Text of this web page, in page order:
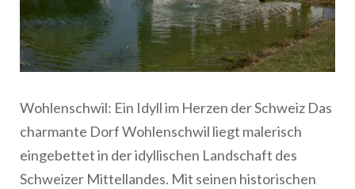
Wohlenschwil: Ein Idyll im Herzen der Schweiz Das
charmante Dorf Wohlenschwil liegt malerisch
eingebettet in der idyllischen Landschaft des
Schweizer Mittellandes. Mit seinen historischen